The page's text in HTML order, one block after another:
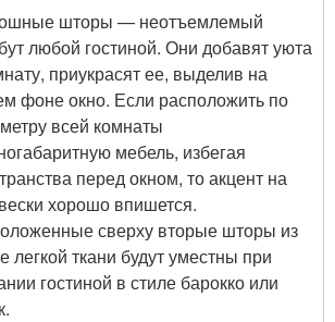
шторы — неотъемлемый
любой гостиной. Они добавят уюта
приукрасят ее, выделив на
фоне окно. Если расположить по
всей комнаты
мебель, избегая
перед окном, то акцент на
хорошо впишется.
сверху вторые шторы из
легкой ткани будут уместны при
гостиной в стиле барокко или